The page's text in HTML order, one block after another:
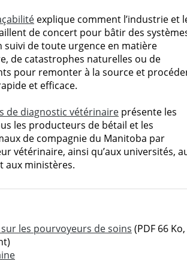
explique comment l’industrie et
de concert pour bâtir des
suivi de toute urgence en matière
de catastrophes naturelles ou de
pour remonter à la source et
et efficace.
de diagnostic vétérinaire présente les
les producteurs de bétail et les
de compagnie du Manitoba par
vétérinaire, ainsi qu’aux universités,
aux ministères.
les pourvoyeurs de soins (PDF 66 Ko,